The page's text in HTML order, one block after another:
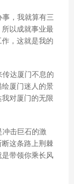
，我就算有三
以成就事业最
，这就是我的
达厦门不息的
厦门迷人的景
对厦门的无限
冲击巨石的激
这条路上荆棘
带领你乘长风